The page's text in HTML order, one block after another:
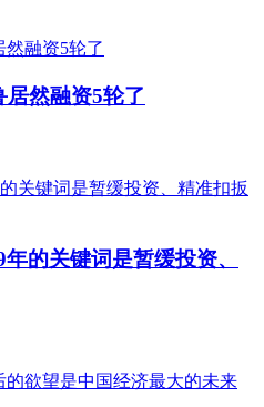
然融资5轮了
的关键词是暂缓投资、